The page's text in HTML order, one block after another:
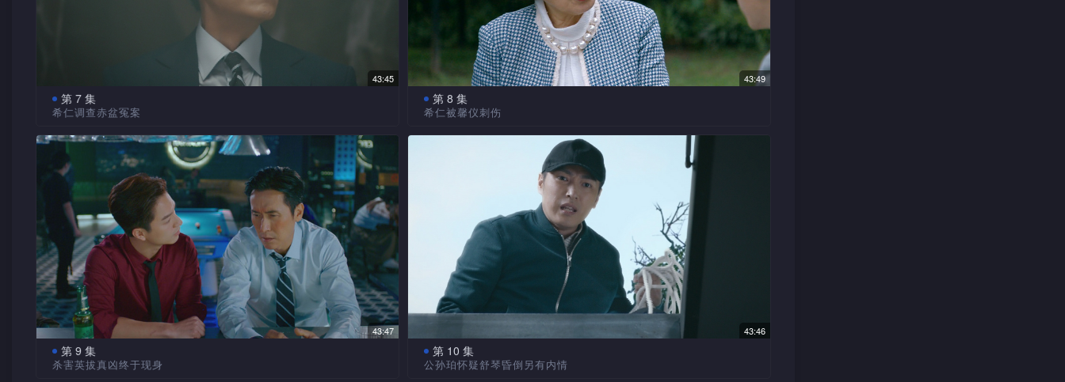
43:45
第 7 集
希仁调查赤盆冤案
艺术系研究生饶馨仪请求希仁帮忙，调查其陶艺家父亲饶英拔
怀疑遭杀害之事。赤盆曾由英拔修复，经化验后证实盆上有属于英
拔的血液反应。众人追查赤盆来源，查到买家是古董商人叶志健，
卖家竟是庞喆，希仁遂试探庞喆……馨仪终让众人听到英拔冤魂发
声，英拔道出凶手身分，馨仪听后感惊惶。熊飞遭从前的手下艾侠
与陈立新打伤，逸桐为他包扎伤口，二人共度整夜。馨仪似有隐
暪，公孙珀、熊飞查到馨仪与教授何远程疑有不可告人的秘密……
43:49
第 8 集
希仁被馨仪刺伤
馨仪向希仁、公孙珀坦承自己受远程利用，为他制作膺品。熊
飞查到颜映朱的拍卖行可能出售非法走私古董，逸桐的义兄蒋平江
也涉案被捕。希仁往找颂星，希望她出任平江的辩护律师……英拔
冤魂引领馨仪、希仁等至一个工场外，终找到英拔的头骨。远程、
映朱两夫妻，此时与庞喆在工场的办公室内密会，馨仪欲杀远程报
仇，希仁阻止而被馨仪刺伤！庞喆等人涉嫌谋杀英拔被捕，颂星出
任庞喆的代表律师，但庞喆不信任她……
43:47
第 9 集
杀害英拔真凶终于现身
43:46
第 10 集
公孙珀怀疑舒琴昏倒另有内情